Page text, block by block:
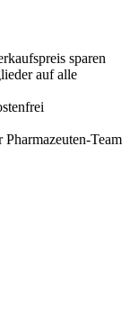
sparen
auf alle
Team